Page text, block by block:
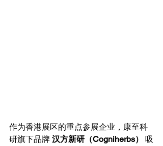
作为香港展区的重点参展企业，康至科
研旗下品牌 汉方新研（Cogniherbs）
吸